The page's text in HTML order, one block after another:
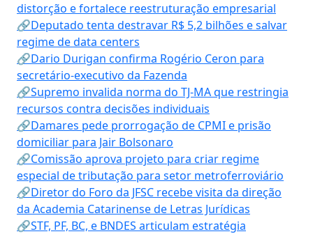
distorção e fortalece reestruturação empresarial
🔗Deputado tenta destravar R$ 5,2 bilhões e salvar
regime de data centers
🔗Dario Durigan confirma Rogério Ceron para
secretário-executivo da Fazenda
🔗Supremo invalida norma do TJ-MA que restringia
recursos contra decisões individuais
🔗Damares pede prorrogação de CPMI e prisão
domiciliar para Jair Bolsonaro
🔗Comissão aprova projeto para criar regime
especial de tributação para setor metroferroviário
🔗Diretor do Foro da JFSC recebe visita da direção
da Academia Catarinense de Letras Jurídicas
🔗STF, PF, BC, e BNDES articulam estratégia